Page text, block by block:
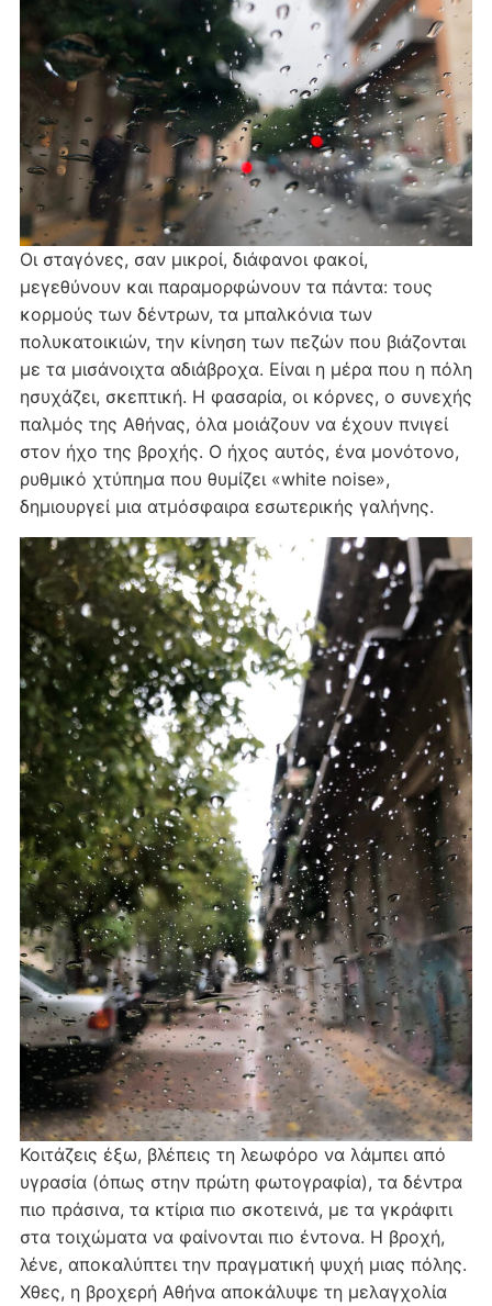
Οι σταγόνες, σαν μικροί, διάφανοι φακοί,
μεγεθύνουν και παραμορφώνουν τα πάντα: τους
κορμούς των δέντρων, τα μπαλκόνια των
πολυκατοικιών, την κίνηση των πεζών που βιάζονται
με τα μισάνοιχτα αδιάβροχα. Είναι η μέρα που η πόλη
ησυχάζει, σκεπτική. Η φασαρία, οι κόρνες, ο συνεχής
παλμός της Αθήνας, όλα μοιάζουν να έχουν πνιγεί
στον ήχο της βροχής. Ο ήχος αυτός, ένα μονότονο,
ρυθμικό χτύπημα που θυμίζει «white noise»,
δημιουργεί μια ατμόσφαιρα εσωτερικής γαλήνης.
Κοιτάζεις έξω, βλέπεις τη λεωφόρο να λάμπει από
υγρασία (όπως στην πρώτη φωτογραφία), τα δέντρα
πιο πράσινα, τα κτίρια πιο σκοτεινά, με τα γκράφιτι
στα τοιχώματα να φαίνονται πιο έντονα. Η βροχή,
λένε, αποκαλύπτει την πραγματική ψυχή μιας πόλης.
Χθες, η βροχερή Αθήνα αποκάλυψε τη μελαγχολία